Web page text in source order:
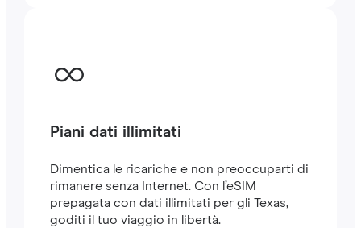
Piani dati illimitati
Dimentica le ricariche e non preoccuparti di
rimanere senza Internet. Con l’eSIM
prepagata con dati illimitati per gli Texas,
goditi il tuo viaggio in libertà.